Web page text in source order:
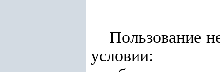
Пользование
условии: